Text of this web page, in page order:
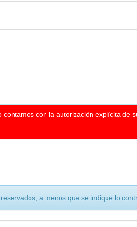
con la autorización explícita de
a menos que se indique lo